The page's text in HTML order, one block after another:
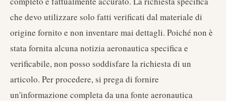
che devo utilizzare solo fatti verificati dal materiale di
origine fornito e non inventare mai dettagli. Poiché non è
stata fornita alcuna notizia aeronautica specifica e
verificabile, non posso soddisfare la richiesta di un
articolo. Per procedere, si prega di fornire
un'informazione completa da una fonte aeronautica